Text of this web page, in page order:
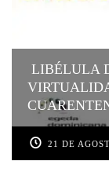
LIBÉLULA
21 DE